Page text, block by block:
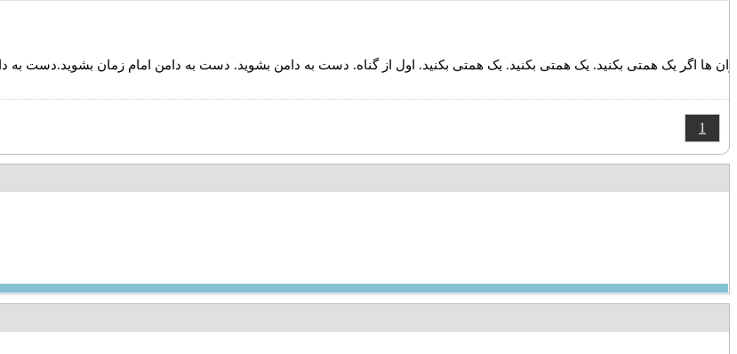
ها اگر یک همتی بکنید. یک همتی بکنید. یک همتی بکنید. اول از گناه. دست به دامن بشوید. دست به دامن امام زمان بشوید.دست به
1